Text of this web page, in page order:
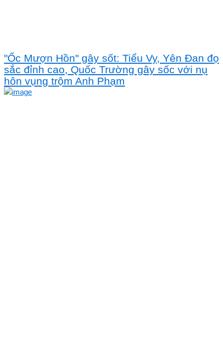
"Ốc Mượn Hồn" gây sốt: Tiểu Vy, Yên Đan đọ
sắc đỉnh cao, Quốc Trường gây sốc với nụ
hôn vụng trộm Anh Phạm